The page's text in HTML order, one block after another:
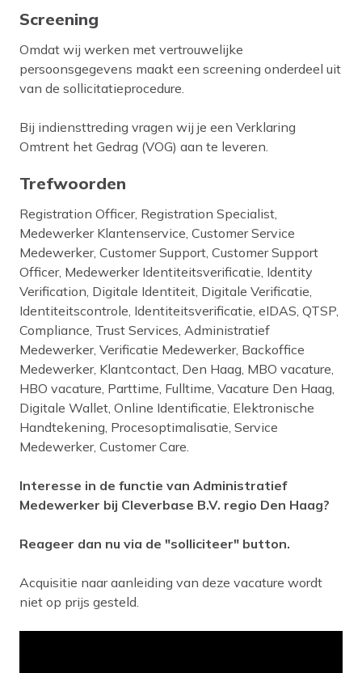
Screening
Omdat wij werken met vertrouwelijke
persoonsgegevens maakt een screening onderdeel uit
van de sollicitatieprocedure.
Bij indiensttreding vragen wij je een Verklaring
Omtrent het Gedrag (VOG) aan te leveren.
Trefwoorden
Registration Officer, Registration Specialist,
Medewerker Klantenservice, Customer Service
Medewerker, Customer Support, Customer Support
Officer, Medewerker Identiteitsverificatie, Identity
Verification, Digitale Identiteit, Digitale Verificatie,
Identiteitscontrole, Identiteitsverificatie, eIDAS, QTSP,
Compliance, Trust Services, Administratief
Medewerker, Verificatie Medewerker, Backoffice
Medewerker, Klantcontact, Den Haag, MBO vacature,
HBO vacature, Parttime, Fulltime, Vacature Den Haag,
Digitale Wallet, Online Identificatie, Elektronische
Handtekening, Procesoptimalisatie, Service
Medewerker, Customer Care.
Interesse in de functie van Administratief
Medewerker bij Cleverbase B.V. regio Den Haag?
Reageer dan nu via de "solliciteer" button.
Acquisitie naar aanleiding van deze vacature wordt
niet op prijs gesteld.